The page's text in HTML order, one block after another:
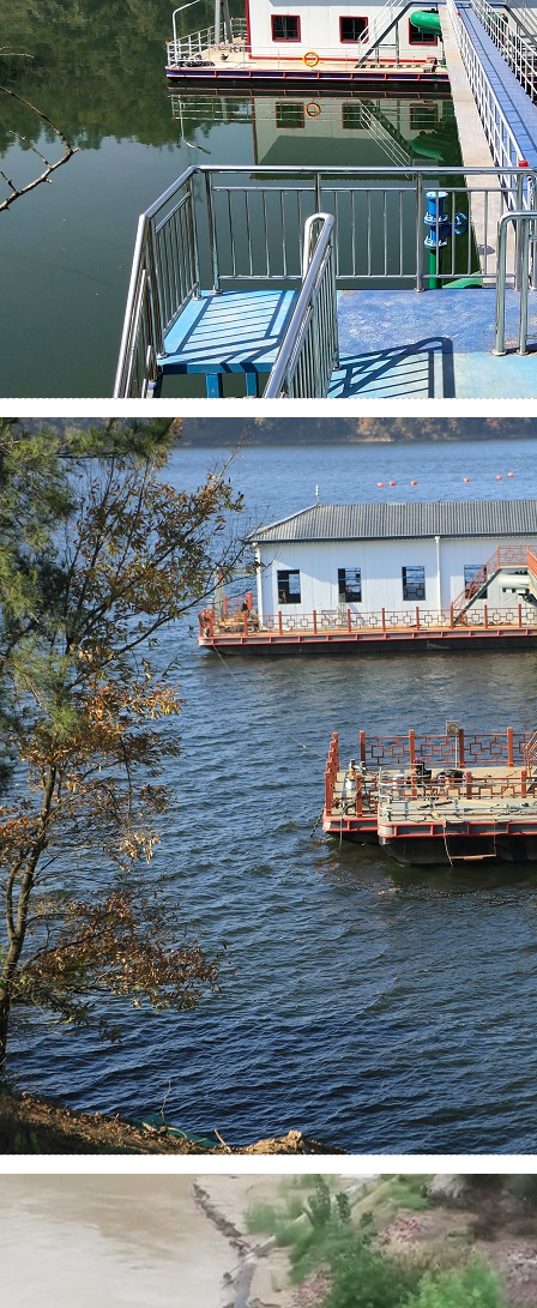
商城县供水项目
简介：
中牟赵口闸取水泵船
简介：...